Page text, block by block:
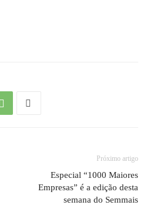
Próximo artigo
Especial “1000 Maiores
Empresas” é a edição desta
semana do Semmais